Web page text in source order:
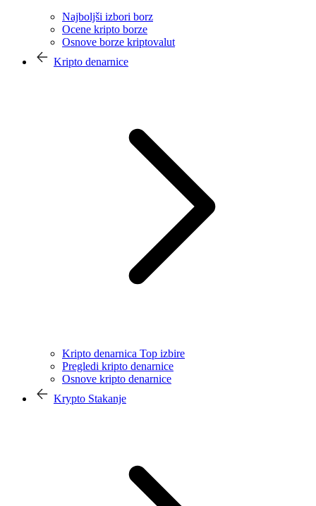
Najboljši izbori borz
Ocene kripto borze
Osnove borze kriptovalut
Kripto denarnice
Kripto denarnica Top izbire
Pregledi kripto denarnice
Osnove kripto denarnice
Krypto Stakanje